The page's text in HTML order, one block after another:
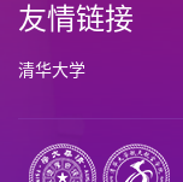
友情链接
清华大学